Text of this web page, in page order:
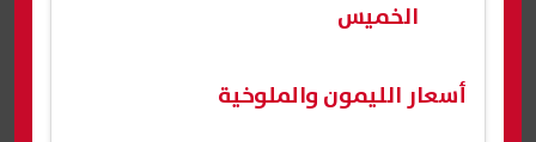
الخميس
أسعار الليمون والملوخية